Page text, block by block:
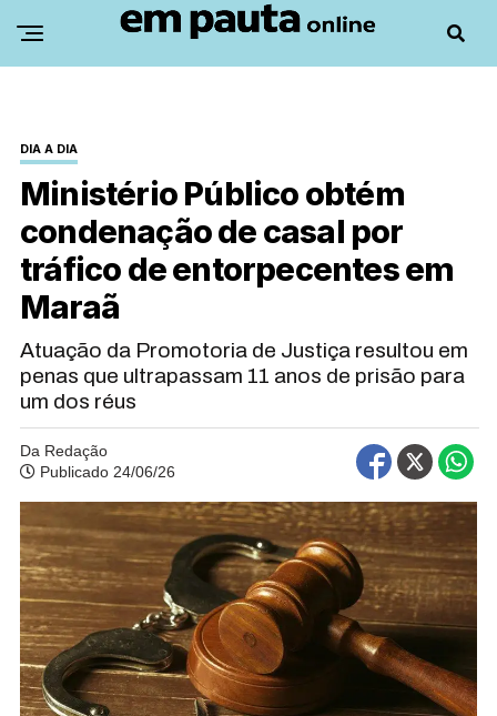
DIA A DIA
Ministério Público obtém
condenação de casal por
tráfico de entorpecentes em
Maraã
Atuação da Promotoria de Justiça resultou em
penas que ultrapassam 11 anos de prisão para
um dos réus
Da Redação
Publicado 24/06/26